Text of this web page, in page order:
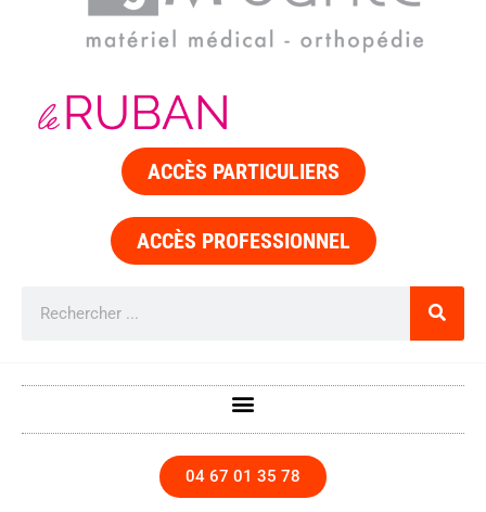
ACCÈS PARTICULIERS
ACCÈS PROFESSIONNEL
04 67 01 35 78